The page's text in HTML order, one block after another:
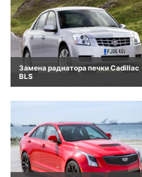
Замена радиатора печки Cadillac
BLS